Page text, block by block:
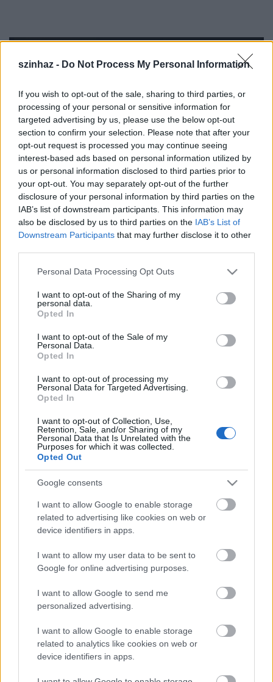
szinhaz - Do Not Process My Personal Information
If you wish to opt-out of the sale, sharing to third parties, or
processing of your personal or sensitive information for
targeted advertising by us, please use the below opt-out
section to confirm your selection. Please note that after your
opt-out request is processed you may continue seeing
interest-based ads based on personal information utilized by
us or personal information disclosed to third parties prior to
your opt-out. You may separately opt-out of the further
disclosure of your personal information by third parties on the
IAB’s list of downstream participants. This information may
also be disclosed by us to third parties on the IAB’s List of
Downstream Participants that may further disclose it to other
Please note that this website/app uses one or more Google
not limited to your visit or usage behaviour. You may click to
grant or deny consent to Google and its third-party tags to
use your data for below specified purposes in below Google
consent section.
Personal Data Processing Opt Outs
I want to opt-out of the Sharing of my
personal data.
Opted In
I want to opt-out of the Sale of my
Personal Data.
Opted In
I want to opt-out of processing my
Personal Data for Targeted Advertising.
Opted In
I want to opt-out of Collection, Use,
Retention, Sale, and/or Sharing of my
Personal Data that Is Unrelated with the
Purposes for which it was collected.
Opted Out
Google consents
I want to allow Google to enable storage
related to advertising like cookies on web or
device identifiers in apps.
I want to allow my user data to be sent to
Google for online advertising purposes.
I want to allow Google to send me
personalized advertising.
I want to allow Google to enable storage
related to analytics like cookies on web or
device identifiers in apps.
Fotó: Niall Kennedy
A felülvizsgálat hírére reagálva az operaház úgy
fogalmazott, hogy - mint arra a Moody's is
rámutatott - a Metnél a közelmúltban foganatosított
megállapodások és az egész intézményre kiterjedő
költséglefaragások hosszú távon jelentősen erősíteni
fogják a ház anyagi kilátásait.
A Metropolitan Opera a nyáron közölte, hogy a
július 31-én zárult pénzügyi évben "jelentősen
millió dollárnál. Az intézmény az apadó
hozzájárulásoknak tulajdonította a növekvő hiányt,
megállapodások az adománygyűjtésre irányuló
megújuló erőfeszítésekkel párosulva nagyobb
pénzügyi biztonságot eredményeznek majd.
A megállapodások értelmében az operaháznál 90
millió dolláros kiadáscsökkentést hajtanak végre az
elkövetkező négy évben, a lefaragások fele a
fizetéscsökkentésből származik majd. A Met
évben megkétszerezzék a támogatásokat. A ház az
utóbbi években kénytelen volt a meghatározott célra
felszabadítani, hogy fedezni tudja működését. Az
elmúlt két pénzügyi évben a támogatások 8,8, illetve
8,2 százalékát fordította erre, ami meghaladja az
ésszerűnek tartott 5 százalékos mértéket.
"Amennyiben sikeresnek bizonyul, a